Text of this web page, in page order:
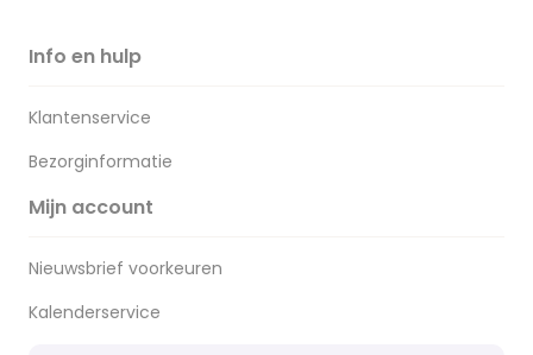
Info en hulp
Klantenservice
Bezorginformatie
Mijn account
Nieuwsbrief voorkeuren
Kalenderservice